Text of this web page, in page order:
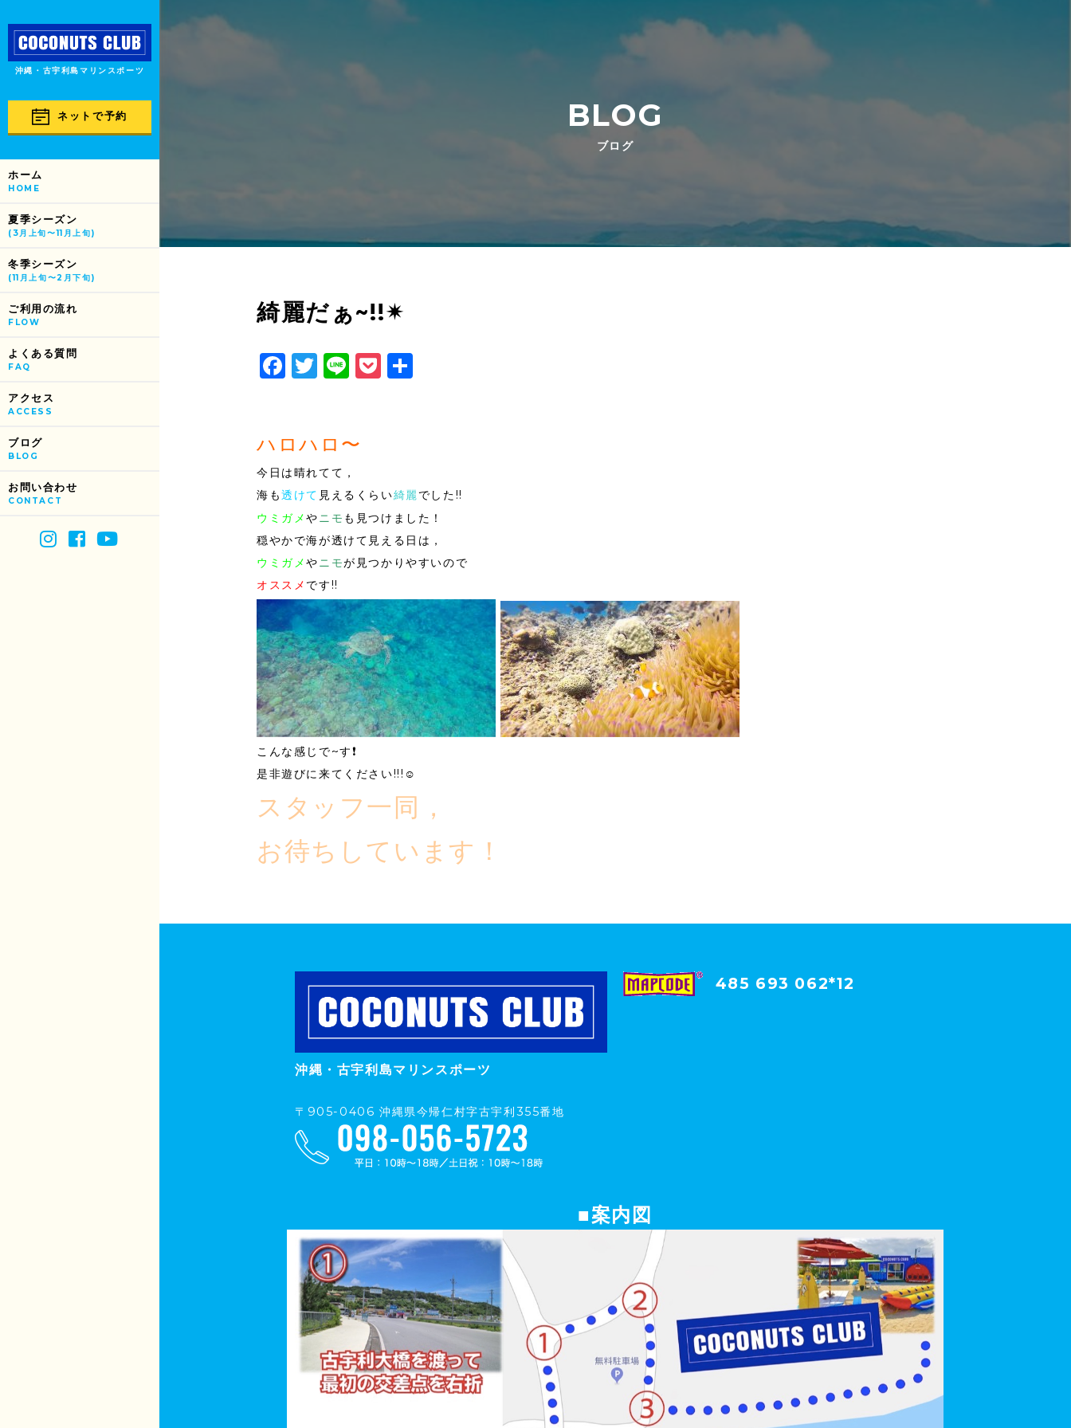
沖縄・古宇利島マリンスポーツ
ネットで予約
ホーム
HOME
夏季シーズン
(3月上旬〜11月上旬)
冬季シーズン
(11月上旬〜2月下旬)
ご利用の流れ
FLOW
よくある質問
FAQ
アクセス
ACCESS
ブログ
BLOG
お問い合わせ
CONTACT
BLOG
ブログ
綺麗だぁ~!!✴
Facebook
Twitter
LinePocket
ハロハロ〜
今日は晴れてて，
海も透けて 見えるくらい綺麗でした!!
ウミガメやニモ も見つけました！
穏やかで海が透けて見える日は，
ウミガメやニモが見つかりやすいので
オススメ です!!
こんな感じで~す❗
是非遊びに来てください!!!☺️
スタッフ一同，
お待ちしています！
沖縄・古宇利島マリンスポーツ
〒905-0406 沖縄県今帰仁村字古宇利355番地
485 693 062*12
■案内図